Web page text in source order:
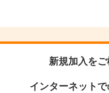
新規加入を
インターネット